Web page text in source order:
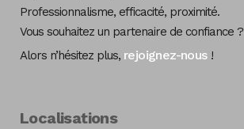
Professionnalisme, efficacité, proximité.
Vous souhaitez un partenaire de confiance ?
Alors n’hésitez plus, rejoignez-nous!
Localisations